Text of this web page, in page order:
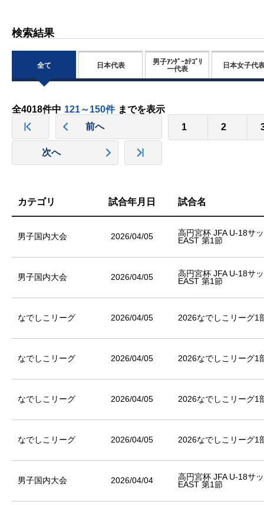
検索結果
全て 日本代表
男子ｱﾝﾀﾞｰｶﾃｺﾞﾘ
ー代表
日本女子代
全4018件中 121～150件 までを表示
前へ
1 2
次へ
カテゴリ 試合年月日 試合名
男子国内大会 2026/04/05
高円宮杯 JFA U-18サ
EAST 第1節
男子国内大会 2026/04/05
高円宮杯 JFA U-18サ
EAST 第1節
なでしこリーグ 2026/04/05 2026なでしこリーグ1
なでしこリーグ 2026/04/05 2026なでしこリーグ1
なでしこリーグ 2026/04/05 2026なでしこリーグ1
なでしこリーグ 2026/04/05 2026なでしこリーグ1
男子国内大会 2026/04/04
高円宮杯 JFA U-18サ
EAST 第1節